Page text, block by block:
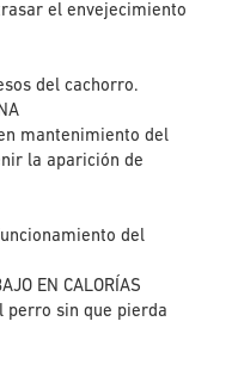
el envejecimiento
del cachorro.
mantenimiento del
la aparición de
del
EN CALORÍAS
perro sin que pierda